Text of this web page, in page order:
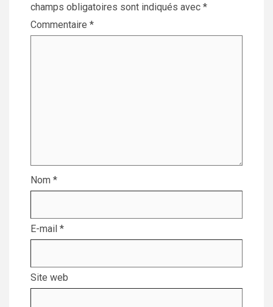
champs obligatoires sont indiqués avec *
Commentaire *
Nom *
E-mail *
Site web